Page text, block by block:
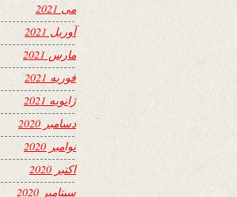
می 2021
آوریل 2021
مارس 2021
فوریه 2021
ژانویه 2021
دسامبر 2020
نوامبر 2020
اکتبر 2020
سپتامبر 2020